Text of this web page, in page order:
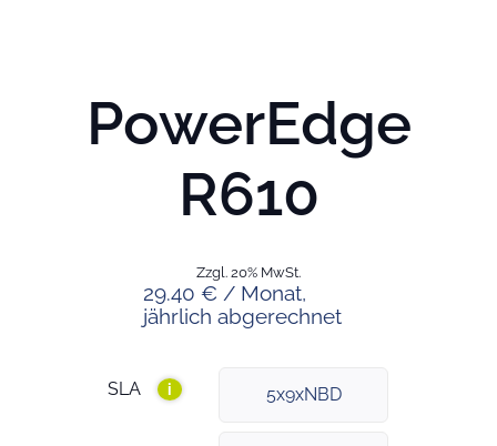
PowerEdge
R610
29.40 € / Monat,
jährlich abgerechnet
Zzgl. 20% MwSt.
SLA i 5x9xNBD